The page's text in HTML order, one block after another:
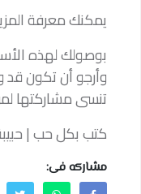
يمكنك معرفة
بوصولك لهذه
وأرجو أن تكون قد
تنسى مشاركتها
كتب بكل حب |
مشاركه فى: